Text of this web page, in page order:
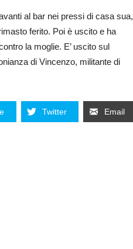
al bar nei pressi di casa sua,
ferito. Poi è uscito e ha
la moglie. E’ uscito sul
di Vincenzo, militante di
Twitter Email